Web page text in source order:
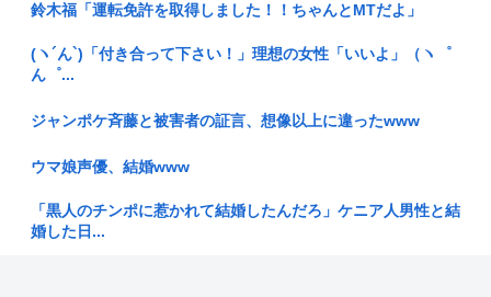
ネコは他の動物とちがって「タダ飯」を好む
【沖縄】ジャングリア沖縄が「ロイヤルチケット」発売、アト
ラクショ...
【九州名物】鶏刺し食べた医師、全身麻痺へ…「死んだほうが
ワイ、埼玉県がバカにされる理由がガチで分からない
三菱自動車が人型ロボットの量産へ。京都の工場で月1000台
鈴木福「運転免許を取得しました！！ちゃんとMTだよ」
(ヽ´ん`)「付き合って下さい！」理想の女性「いいよ」（ヽ゜
ん゜...
ジャンポケ斉藤と被害者の証言、想像以上に違ったwww
ウマ娘声優、結婚www
「黒人のチンポに惹かれて結婚したんだろ」ケニア人男性と結
婚した日...